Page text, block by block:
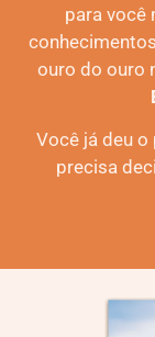
para você
ouro do ouro
Você já deu
precisa